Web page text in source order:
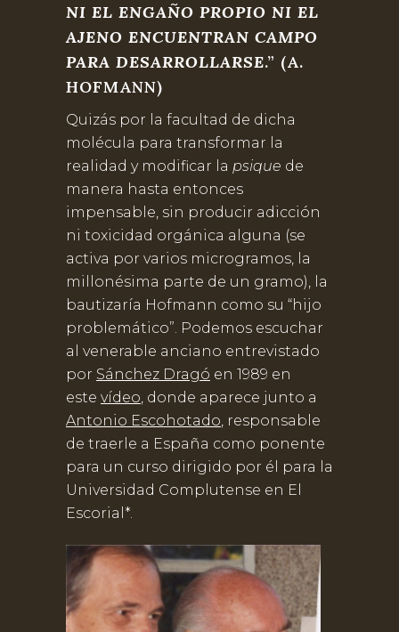
NI EL ENGAÑO PROPIO NI EL
AJENO ENCUENTRAN CAMPO
PARA DESARROLLARSE.” (A.
HOFMANN)
Quizás por la facultad de dicha
molécula para transformar la
realidad y modificar la psique de
manera hasta entonces
impensable, sin producir adicción
ni toxicidad orgánica alguna (se
activa por varios microgramos, la
millonésima parte de un gramo), la
bautizaría Hofmann como su “hijo
problemático”. Podemos escuchar
al venerable anciano entrevistado
por Sánchez Dragó en 1989 en
este vídeo, donde aparece junto a
Antonio Escohotado, responsable
de traerle a España como ponente
para un curso dirigido por él para la
Universidad Complutense en El
Escorial*.